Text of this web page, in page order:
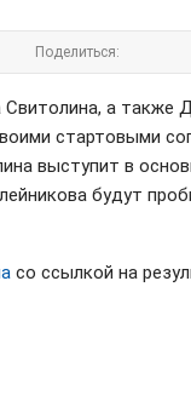
Поделиться:
а также
стартовыми
выступит в
будут
со ссылкой на